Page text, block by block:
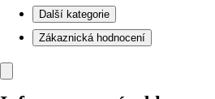
Další kategorie
Zákaznická hodnocení